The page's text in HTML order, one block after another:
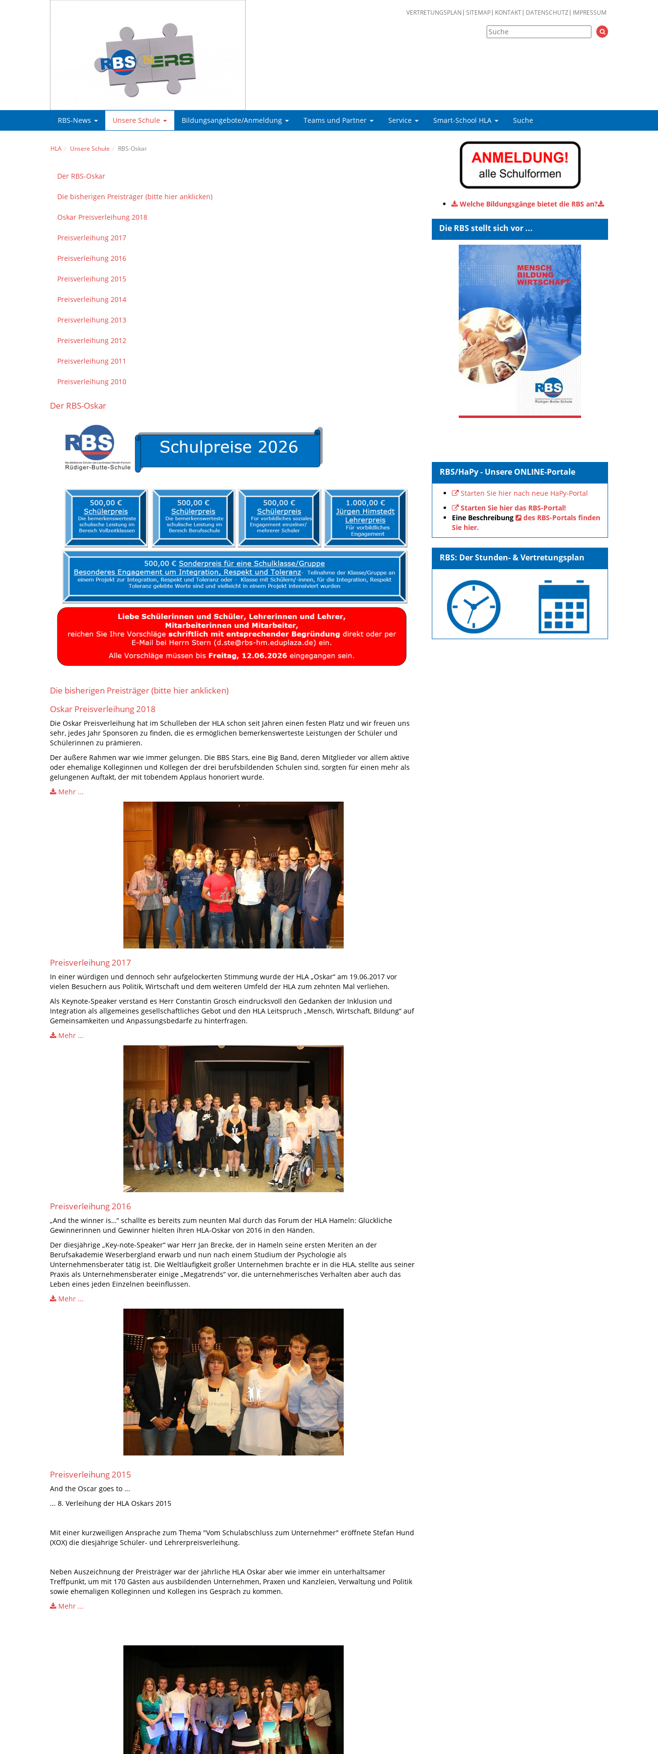
VERTRETUNGSPLAN SITEMAP KONTAKT DATENSCHUTZ IMPRESSUM
RBS-News Unsere Schule Bildungsangebote/Anmeldung Teams und Partner Service Smart-School HLA Suche
Welche Bildungsgänge bietet die RBS an?
Die RBS stellt sich vor ...
RBS/HaPy - Unsere ONLINE-Portale
Starten Sie hier nach neue HaPy-Portal
Starten Sie hier das RBS-Portal!
Eine Beschreibung
des RBS-Portals finden
Sie hier.
RBS: Der Stunden- & Vertretungsplan
HLA Unsere Schule RBS-Oskar
Der RBS-Oskar
Die bisherigen Preisträger (bitte hier anklicken)
Oskar Preisverleihung 2018
Preisverleihung 2017
Preisverleihung 2016
Preisverleihung 2015
Preisverleihung 2014
Preisverleihung 2013
Preisverleihung 2012
Preisverleihung 2011
Preisverleihung 2010
Der RBS-Oskar
Die bisherigen Preisträger (bitte hier anklicken)
Oskar Preisverleihung 2018
Die Oskar Preisverleihung hat im Schulleben der HLA schon seit Jahren einen festen Platz und wir freuen uns
sehr, jedes Jahr Sponsoren zu finden, die es ermöglichen bemerkenswerteste Leistungen der Schüler und
Schülerinnen zu prämieren.
Der äußere Rahmen war wie immer gelungen. Die BBS Stars, eine Big Band, deren Mitglieder vor allem aktive
oder ehemalige Kolleginnen und Kollegen der drei berufsbildenden Schulen sind, sorgten für einen mehr als
gelungenen Auftakt, der mit tobendem Applaus honoriert wurde.
Mehr ...
Preisverleihung 2017
In einer würdigen und dennoch sehr aufgelockerten Stimmung wurde der HLA „Oskar“ am 19.06.2017 vor
vielen Besuchern aus Politik, Wirtschaft und dem weiteren Umfeld der HLA zum zehnten Mal verliehen.
Als Keynote-Speaker verstand es Herr Constantin Grosch eindrucksvoll den Gedanken der Inklusion und
Integration als allgemeines gesellschaftliches Gebot und den HLA Leitspruch „Mensch, Wirtschaft, Bildung“ auf
Gemeinsamkeiten und Anpassungsbedarfe zu hinterfragen.
Mehr ...
Preisverleihung 2016
„And the winner is…“ schallte es bereits zum neunten Mal durch das Forum der HLA Hameln: Glückliche
Gewinnerinnen und Gewinner hielten ihren HLA-Oskar von 2016 in den Händen.
Der diesjährige „Key-note-Speaker“ war Herr Jan Brecke, der in Hameln seine ersten Meriten an der
Berufsakademie Weserbergland erwarb und nun nach einem Studium der Psychologie als
Unternehmensberater tätig ist. Die Weltläufigkeit großer Unternehmen brachte er in die HLA, stellte aus seiner
Praxis als Unternehmensberater einige „Megatrends“ vor, die unternehmerisches Verhalten aber auch das
Leben eines jeden Einzelnen beeinflussen.
Mehr ...
Preisverleihung 2015
And the Oscar goes to ...
... 8. Verleihung der HLA Oskars 2015
Mit einer kurzweiligen Ansprache zum Thema "Vom Schulabschluss zum Unternehmer" eröffnete Stefan Hund
(XOX) die diesjährige Schüler- und Lehrerpreisverleihung.
Neben Auszeichnung der Preisträger war der jährliche HLA Oskar aber wie immer ein unterhaltsamer
Treffpunkt, um mit 170 Gästen aus ausbildenden Unternehmen, Praxen und Kanzleien, Verwaltung und Politik
sowie ehemaligen Kolleginnen und Kollegen ins Gespräch zu kommen.
Mehr ...